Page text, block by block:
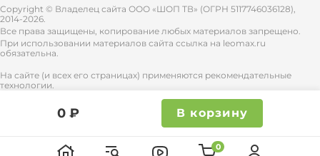
0
0 ₽ В корзину
Copyright © Владелец сайта ООО «ШОП ТВ» (ОГРН 5117746036128),
2014-2026.
Все права защищены, копирование любых материалов запрещено.
При использовании материалов сайта ссылка на leomax.ru
обязательна.
На сайте (и всех его страницах) применяются рекомендательные
технологии.